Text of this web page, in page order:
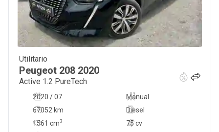
Utilitario
Peugeot 208 2020
Active 1.2 PureTech
2020 / 07
Manual
67052 km
75 cv
Diesel
1561 cm3